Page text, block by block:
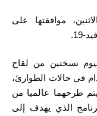
موافقتها على
19.
نسختين من لقاح
ضد كوفيد-19 للاستخدام في حالات الطوارئ،
طرحهما عالميا من
الذي يهدف إلى